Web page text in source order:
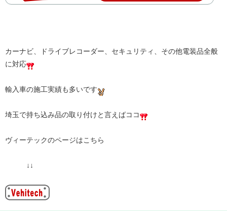
カーナビ、ドライブレコーダー、セキュリティ、その他電装品全般
に対応
輸入車の施工実績も多いです
埼玉で持ち込み品の取り付けと言えばココ
ヴィーテックのページはこちら
↓↓